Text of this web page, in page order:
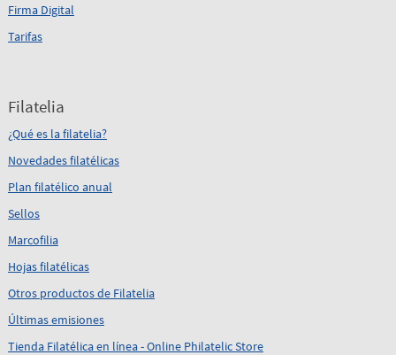
Firma Digital
Tarifas
Filatelia
¿Qué es la filatelia?
Novedades filatélicas
Plan filatélico anual
Sellos
Marcofilia
Hojas filatélicas
Otros productos de Filatelia
Últimas emisiones
Tienda Filatélica en línea - Online Philatelic Store